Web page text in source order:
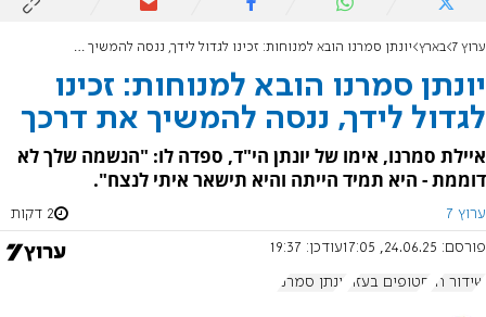
ערוץ 7 בארץ יונתן סמרנו הובא למנוחות: זכינו לגדול לידך, ננסה להמשיך את דרכך
יונתן סמרנו הובא למנוחות: זכינו
לגדול לידך, ננסה להמשיך את דרכך
איילת סמרנו, אימו של יונתן הי"ד, ספדה לו: "הנשמה שלך לא
דוממת - היא תמיד הייתה והיא תישאר איתי לנצח".
ערוץ 7 2 דקות
פורסם: 24.06.25, 17:05 עודכן: 19:37
שידור חי חטופים בעזה יונתן סמרנו